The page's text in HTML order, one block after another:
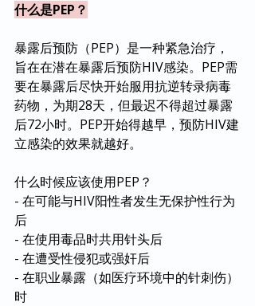
什么是PEP？
暴露后预防（PEP）是一种紧急治疗，
旨在在潜在暴露后预防HIV感染。PEP需
要在暴露后尽快开始服用抗逆转录病毒
药物，为期28天，但最迟不得超过暴露
后72小时。PEP开始得越早，预防HIV建
立感染的效果就越好。
什么时候应该使用PEP？
- 在可能与HIV阳性者发生无保护性行为
后
- 在使用毒品时共用针头后
- 在遭受性侵犯或强奸后
- 在职业暴露（如医疗环境中的针刺伤）
时